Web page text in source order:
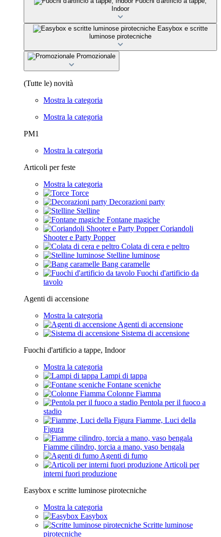
Indoor
Easybox e scritte
luminose pirotecniche
Promozionale
(Tutte le) novità
Mostra la categoria
Mostra la categoria
PM1
Mostra la categoria
Articoli per feste
Mostra la categoria
Torce
Decorazioni party
Stelline
Fontane magiche
Coriandoli
Shooter e Party Popper
Colata di cera e peltro
Stelline luminose
Bang caramelle
Fuochi d'artificio da
tavolo
Agenti di accensione
Mostra la categoria
Agenti di accensione
Sistema di accensione
Fuochi d'artificio a tappe, Indoor
Mostra la categoria
Lampi di tappa
Fontane sceniche
Colonne Fiamma
Pentola per il fuoco a
stadio
Fiamme, Luci della
Figura
Fiamme cilindro, torcia a mano, vaso bengala
Agenti di fumo
Articoli per
interni fuori produzione
Easybox e scritte luminose pirotecniche
Mostra la categoria
Easybox
Scritte luminose
pirotecniche